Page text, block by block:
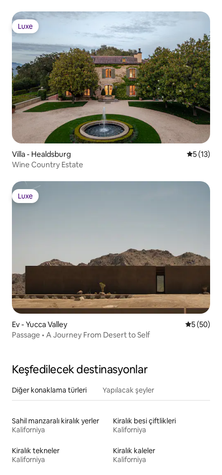
Luxe
Luxe
Villa - Healdsburg 55 (13)
Wine Country Estate
Luxe
Luxe
Ev - Yucca Valley 55 (50)
Passage • A Journey From Desert to Self
Keşfedilecek destinasyonlar
Diğer konaklama türleri Yapılacak şeyler
Sahil manzaralı kiralık yerler
Kaliforniya
Kiralık besi çiftlikleri
Kaliforniya
Kiralık tekneler
Kaliforniya
Kiralık kaleler
Kaliforniya